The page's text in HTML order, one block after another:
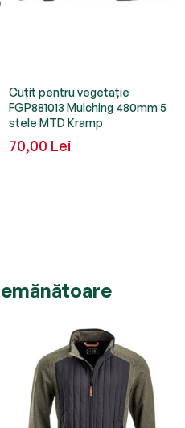
Cuțit pentru vegetație
FGP881013 Mulching 480mm 5
stele MTD Kramp
70,00 Lei